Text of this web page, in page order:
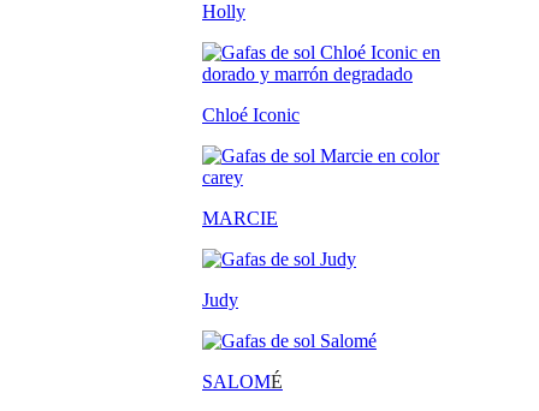
Holly
Chloé Iconic
MARCIE
Judy
SALOMÉ